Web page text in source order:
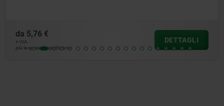
da7,83 €
+ IVA
più le spese di spedizione
DETTAGLI